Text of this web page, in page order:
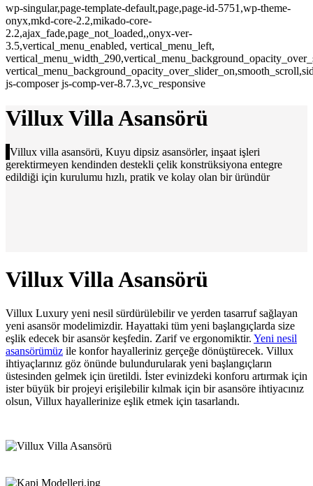
wp-singular,page-template-default,page,page-id-5751,wp-theme-
onyx,mkd-core-2.2,mikado-core-
2.2,ajax_fade,page_not_loaded,,onyx-ver-
3.5,vertical_menu_enabled, vertical_menu_left,
js-composer js-comp-ver-8.7.3,vc_responsive
Villux Villa Asansörü
Villux villa asansörü, Kuyu dipsiz asansörler, inşaat işleri
gerektirmeyen kendinden destekli çelik konstrüksiyona entegre
edildiği için kurulumu hızlı, pratik ve kolay olan bir üründür
Villux Villa Asansörü
Villux Luxury yeni nesil sürdürülebilir ve yerden tasarruf sağlayan
yeni asansör modelimizdir. Hayattaki tüm yeni başlangıçlarda size
eşlik edecek bir asansör keşfedin. Zarif ve ergonomiktir. Yeni nesil
asansörümüz ile konfor hayalleriniz gerçeğe dönüştürecek. Villux
ihtiyaçlarınız göz önünde bulundurularak yeni başlangıçların
üstesinden gelmek için üretildi. İster evinizdeki konforu artırmak için
ister büyük bir projeyi erişilebilir kılmak için bir asansöre ihtiyacınız
olsun, Villux hayallerinize eşlik etmek için tasarlandı.